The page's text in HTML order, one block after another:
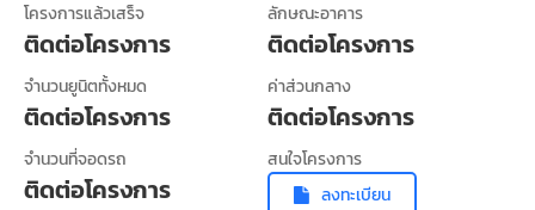
โครงการแล้วเสร็จ
ติดต่อโครงการ
ลักษณะอาคาร
ติดต่อโครงการ
จำนวนยูนิตทั้งหมด
ติดต่อโครงการ
ค่าส่วนกลาง
ติดต่อโครงการ
จำนวนที่จอดรถ
ติดต่อโครงการ
สนใจโครงการ
ลงทะเบียน